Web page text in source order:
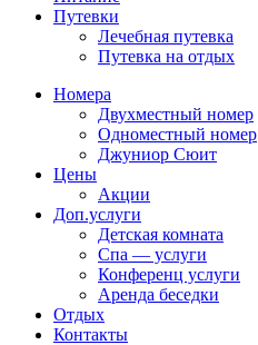
Путевки
Лечебная путевка
Путевка на отдых
Номера
Двухместный номер
Одноместный номер
Джуниор Сюит
Цены
Акции
Доп.услуги
Детская комната
Спа — услуги
Конференц услуги
Аренда беседки
Отдых
Контакты